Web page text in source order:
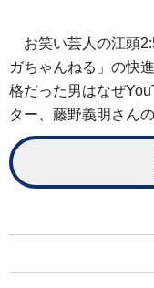
お笑い芸人の江頭
ガちゃんねる」の快
格だった男はなぜ
ター、藤野義明さん